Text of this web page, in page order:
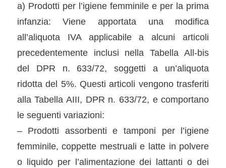
a) Prodotti per l’igiene femminile e per la prima
infanzia: Viene apportata una modifica
all’aliquota IVA applicabile a alcuni articoli
precedentemente inclusi nella Tabella All-bis
del DPR n. 633/72, soggetti a un’aliquota
ridotta del 5%. Questi articoli vengono trasferiti
alla Tabella AIII, DPR n. 633/72, e comportano
le seguenti variazioni:
– Prodotti assorbenti e tamponi per l’igiene
femminile, coppette mestruali e latte in polvere
o liquido per l’alimentazione dei lattanti o dei